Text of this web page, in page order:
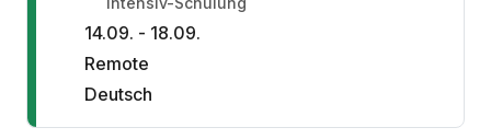
14.09. - 18.09.
Remote
Deutsch